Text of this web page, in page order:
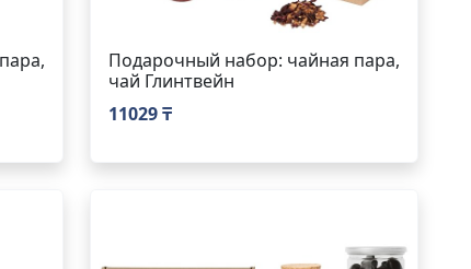
Подарочный набор: чайная пара,
чай Глинтвейн
11029 ₸